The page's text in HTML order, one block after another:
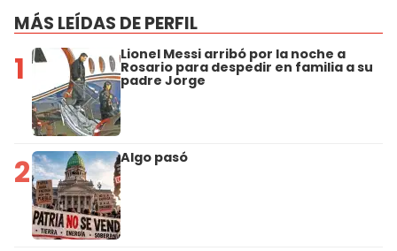
MÁS LEÍDAS DE PERFIL
1 Lionel Messi arribó por la noche a
Rosario para despedir en familia a su
padre Jorge
2 Algo pasó